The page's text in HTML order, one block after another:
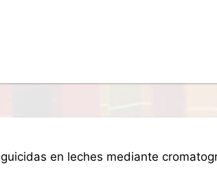
en leches mediante